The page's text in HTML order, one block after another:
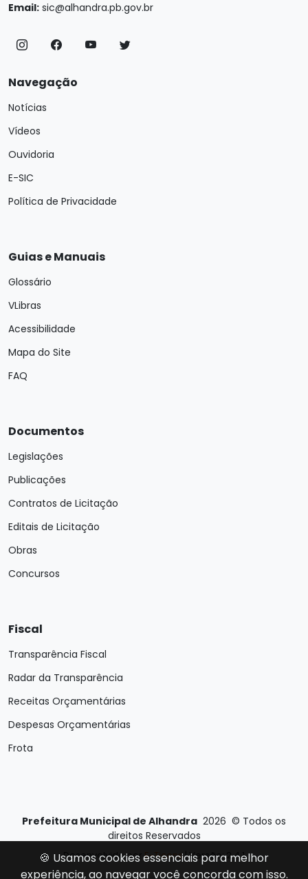
Email: sic@alhandra.pb.gov.br
Navegação
Notícias
Vídeos
Ouvidoria
E-SIC
Política de Privacidade
Guias e Manuais
Glossário
VLibras
Acessibilidade
Mapa do Site
FAQ
Documentos
Legislações
Publicações
Contratos de Licitação
Editais de Licitação
Obras
Concursos
Fiscal
Transparência Fiscal
Radar da Transparência
Receitas Orçamentárias
Despesas Orçamentárias
Frota
Prefeitura Municipal de Alhandra 2026 © Todos os
direitos Reservados
Desenvolvido porE-Ticons| Versão: 2.4.1
🍪 Usamos cookies essenciais para melhor
experiência, ao navegar você concorda com isso.